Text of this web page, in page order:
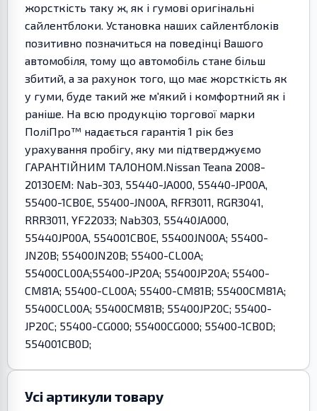
жорсткість таку ж, як і гумові оригінальні
сайлентблоки. Установка наших сайлентблоків
позитивно позначиться на поведінці Вашого
автомобіля, тому що автомобіль стане більш
збитий, а за рахунок того, що має жорсткість як
у гуми, буде такий же м'який і комфортний як і
раніше. На всю продукцію торгової марки
ПоліПро™ надається гарантія 1 рік без
урахування пробігу, яку ми підтверджуємо
ГАРАНТІЙНИМ ТАЛОНОМ.Nissan Teana 2008-
2013OEM: Nab-303, 55440-JA000, 55440-JP00A,
55400-1CB0E, 55400-JN00A, RFR3011, RGR3041,
RRR3011, YF22033; Nab303, 55440JA000,
55440JP00A, 554001CB0E, 55400JN00A; 55400-
JN20B; 55400JN20B; 55400-CL00A;
55400CL00A;55400-JP20A; 55400JP20A; 55400-
CM81A; 55400-CL00A; 55400-CM81B; 55400CM81A;
55400CL00A; 55400CM81B; 55400JP20C; 55400-
JP20C; 55400-CG000; 55400CG000; 55400-1CB0D;
554001CB0D;
Усі артикули товару